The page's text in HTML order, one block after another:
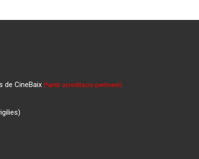
de CineBaix(*amb acreditació pertinent)